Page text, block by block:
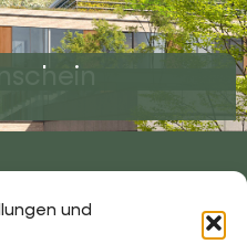
und